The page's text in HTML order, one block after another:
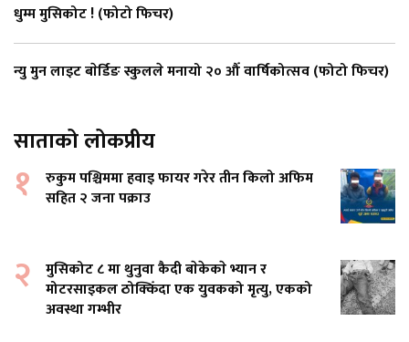
धुम्म मुसिकोट ! (फोटो फिचर)
न्यु मुन लाइट बाेर्डिङ स्कुलले मनायो २० औँ वार्षिकोत्सव (फोटो फिचर)
साताको लोकप्रीय
१
रुकुम पश्चिममा हवाइ फायर गरेर तीन किलो अफिम
सहित २ जना पक्राउ
२
मुसिकोट ८ मा थुनुवा कैदी बाेकेकाे भ्यान र
मोटरसाइकल ठोक्किँदा एक युवकको मृत्यु, एकको
अवस्था गम्भीर